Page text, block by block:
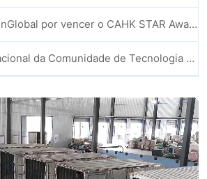
Parabens a eSignGlobal por vencer o CAHK STAR Award 2025!
Jantar do Dia Nacional da Comunidade de Tecnologia e Inovacao de Hong Kong